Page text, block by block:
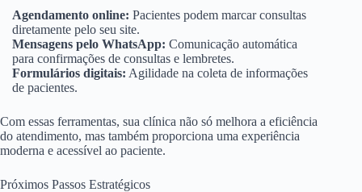
Agendamento online: Pacientes podem marcar consultas
diretamente pelo seu site.
Mensagens pelo WhatsApp: Comunicação automática
para confirmações de consultas e lembretes.
Formulários digitais: Agilidade na coleta de informações
de pacientes.
Com essas ferramentas, sua clínica não só melhora a eficiência
do atendimento, mas também proporciona uma experiência
moderna e acessível ao paciente.
Próximos Passos Estratégicos